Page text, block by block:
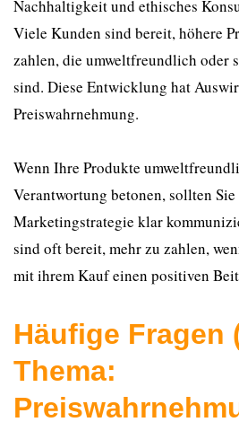
Nachhaltigkeit und ethisches
Viele Kunden sind bereit, höhere
zahlen, die umweltfreundlich oder
sind. Diese Entwicklung hat
Preiswahrnehmung.
Wenn Ihre Produkte
Verantwortung betonen, sollten
Marketingstrategie klar
sind oft bereit, mehr zu zahlen,
mit ihrem Kauf einen positiven
Häufige Fragen
Thema: